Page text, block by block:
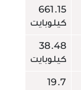
661.15
كيلوبايت
38.48
كيلوبايت
19.7